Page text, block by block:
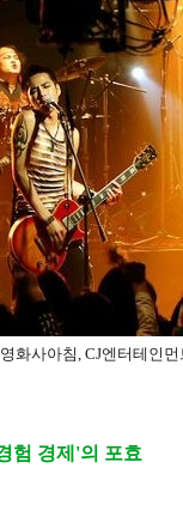
영화사아침, CJ엔터테인먼
험 경제'의 포효